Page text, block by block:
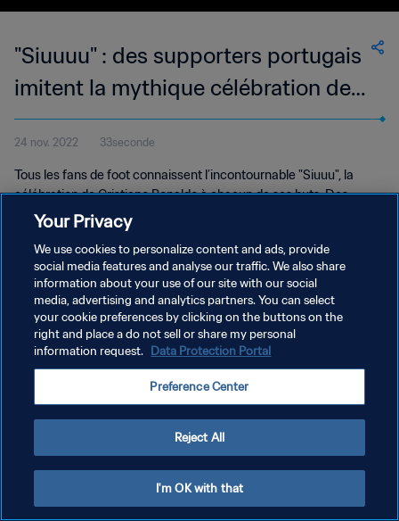
"Siuuuu" : des supporters portugais
imitent la mythique célébration de
Ronaldo
24 nov. 2022 33seconde
Tous les fans de foot connaissent l’incontournable "Siuuu", la
célébration de Cristiano Ronaldo à chacun de ses buts. Des
supporters au Qatar ont rendu hommage à CR7 à leur manière !
POLITIQUE DE CONFIDENTIALITÉ
CONDITIONS D'UTILISATION
GÉRER VOS PRÉFÉRENCES SUR LES COOKIES
Your Privacy
We use cookies to personalize content and ads, provide
social media features and analyse our traffic. We also share
information about your use of our site with our social
media, advertising and analytics partners. You can select
your cookie preferences by clicking on the buttons on the
right and place a do not sell or share my personal
information request. Data Protection Portal
Preference Center
Reject All
I'm OK with that